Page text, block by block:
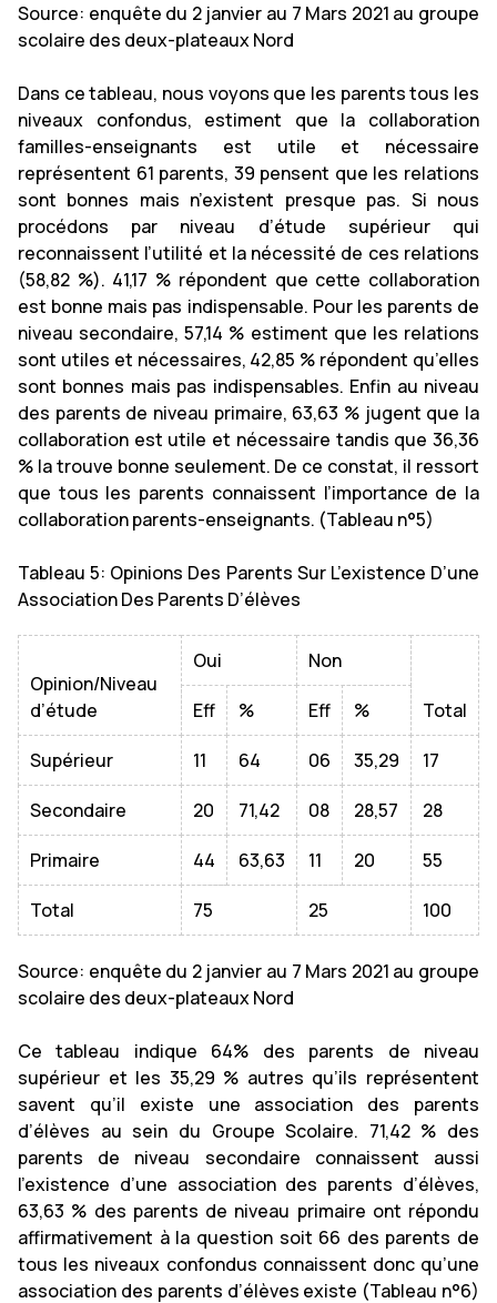
Source: enquête du 2 janvier au 7 Mars 2021 au groupe
scolaire des deux-plateaux Nord
Dans ce tableau, nous voyons que les parents tous les
niveaux confondus, estiment que la collaboration
familles-enseignants est utile et nécessaire
représentent 61 parents, 39 pensent que les relations
sont bonnes mais n’existent presque pas. Si nous
procédons par niveau d’étude supérieur qui
reconnaissent l’utilité et la nécessité de ces relations
(58,82 %). 41,17 % répondent que cette collaboration
est bonne mais pas indispensable. Pour les parents de
niveau secondaire, 57,14 % estiment que les relations
sont utiles et nécessaires, 42,85 % répondent qu’elles
sont bonnes mais pas indispensables. Enfin au niveau
des parents de niveau primaire, 63,63 % jugent que la
collaboration est utile et nécessaire tandis que 36,36
% la trouve bonne seulement. De ce constat, il ressort
que tous les parents connaissent l’importance de la
collaboration parents-enseignants. (Tableau n°5)
Tableau 5: Opinions Des Parents Sur L’existence D’une
Association Des Parents D’élèves
Opinion/Niveau
d’étude
Oui Non
Total
Eff % Eff %
Supérieur 11 64 06 35,29 17
Secondaire 20 71,42 08 28,57 28
Primaire 44 63,63 11 20 55
Total 75 25 100
Source: enquête du 2 janvier au 7 Mars 2021 au groupe
scolaire des deux-plateaux Nord
Ce tableau indique 64% des parents de niveau
supérieur et les 35,29 % autres qu’ils représentent
savent qu’il existe une association des parents
d’élèves au sein du Groupe Scolaire. 71,42 % des
parents de niveau secondaire connaissent aussi
l’existence d’une association des parents d’élèves,
63,63 % des parents de niveau primaire ont répondu
affirmativement à la question soit 66 des parents de
tous les niveaux confondus connaissent donc qu’une
association des parents d’élèves existe (Tableau n°6)